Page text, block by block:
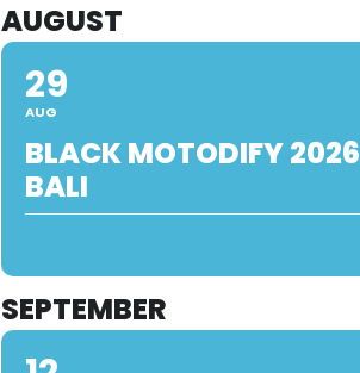
AUGUST
29
AUG
BLACK MOTODIFY 2026
BALI
SEPTEMBER